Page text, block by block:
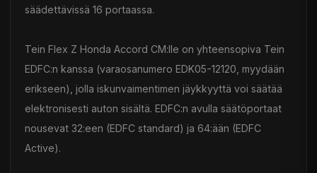
säädettävissä 16 portaassa.
Tein Flex Z Honda Accord CM:lle on yhteensopiva Tein
EDFC:n kanssa (varaosanumero EDK05-12120, myydään
erikseen), jolla iskunvaimentimen jäykkyyttä voi säätää
elektronisesti auton sisältä. EDFC:n avulla säätöportaat
nousevat 32:een (EDFC standard) ja 64:ään (EDFC
Active).